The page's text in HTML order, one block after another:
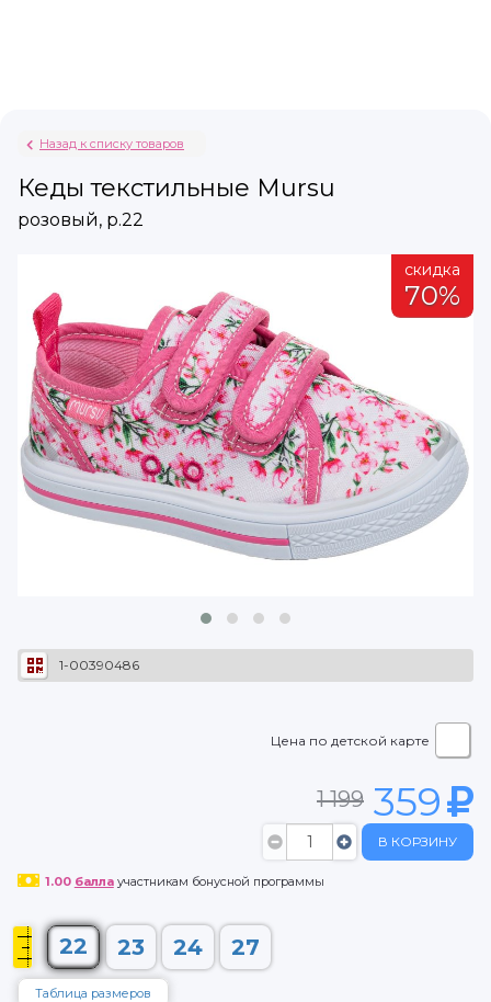
Назад к списку товаров
Кеды текстильные Mursu
розовый, р.22
скидка
70%
1-00390486
Цена по детской карте
1 199 359
В КОРЗИНУ
1.00 баллаучастникам бонусной программы
22 23 24 27
Таблица размеров